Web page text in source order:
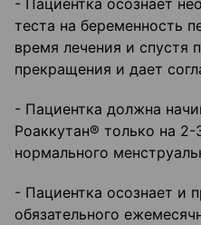
- Пациентка осознает
теста на беременность
время лечения и спустя
прекращения и дает
- Пациентка должна
Роаккутан® только на
нормального
- Пациентка осознает и
обязательного